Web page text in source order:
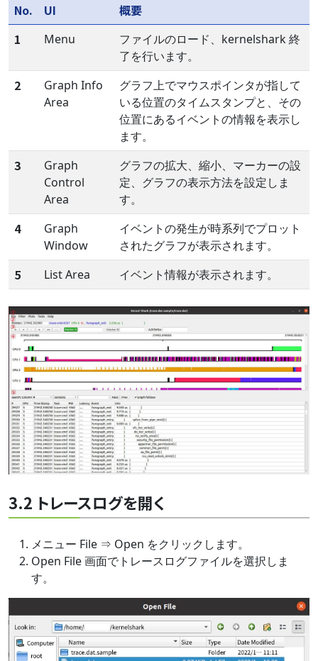
No. UI
概要
1
Menu
ファイルのロード、kernelshark 終
了を行います。
2
Graph Info
Area
グラフ上でマウスポインタが指して
いる位置のタイムスタンプと、その
位置にあるイベントの情報を表示し
ます。
3
Graph
Control
Area
グラフの拡大、縮小、マーカーの設
定、グラフの表示方法を設定しま
す。
4
Graph
Window
イベントの発生が時系列でプロット
されたグラフが表示されます。
5 List Area イベント情報が表示されます。
3.2 トレースログを開く
メニュー File ⇒ Open をクリックします。
Open File 画面でトレースログファイルを選択しま
す。